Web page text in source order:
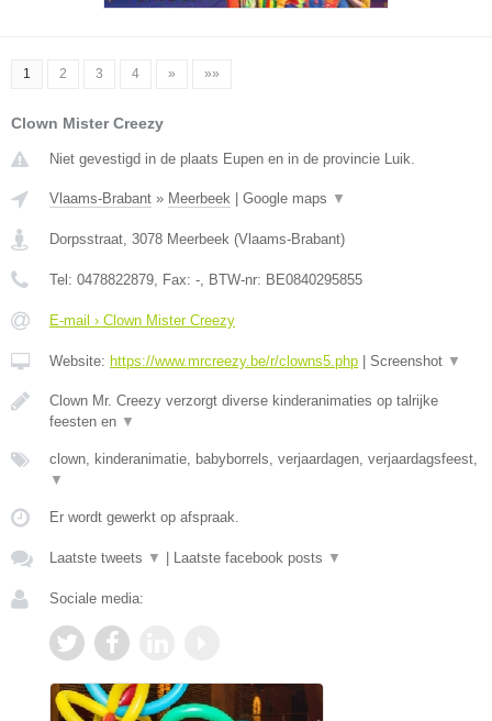
1 2 3 4 » »»
Clown Mister Creezy
Niet gevestigd in de plaats Eupen en in de provincie Luik.
Vlaams-Brabant » Meerbeek Google maps ▼
Dorpsstraat, 3078 Meerbeek (Vlaams-Brabant)
Tel: 0478822879, Fax: -, BTW-nr: BE0840295855
E-mail › Clown Mister Creezy
Website: https://www.mrcreezy.be/r/clowns5.php Screenshot ▼
Clown Mr. Creezy verzorgt diverse kinderanimaties op talrijke
feesten en ▼
clown, kinderanimatie, babyborrels, verjaardagen, verjaardagsfeest,
▼
Er wordt gewerkt op afspraak.
Laatste tweets ▼ Laatste facebook posts ▼
Sociale media: